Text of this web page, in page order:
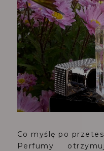
Co myślę po
Perfumy